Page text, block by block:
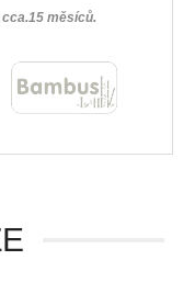
měsíců.